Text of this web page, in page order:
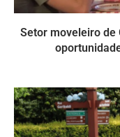
Setor moveleiro de